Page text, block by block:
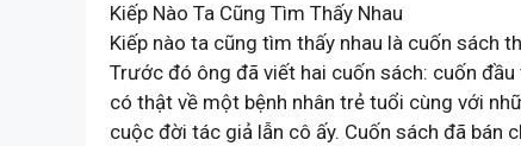
Kiếp Nào Ta Cũng Tìm Thấy Nhau
Kiếp nào ta cũng tìm thấy nhau là cuốn sách
Trước đó ông đã viết hai cuốn sách: cuốn
có thật về một bệnh nhân trẻ tuổi cùng với
cuộc đời tác giả lẫn cô ấy. Cuốn sách đã bán